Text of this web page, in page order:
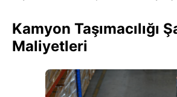
Kamyon Taşımacılığı
Maliyetleri